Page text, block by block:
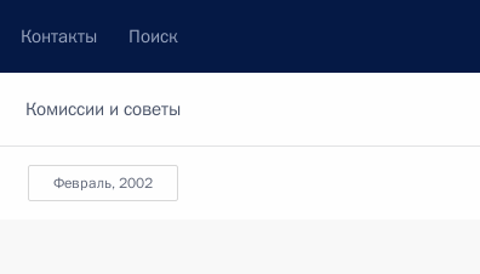
Контакты Поиск
Комиссии и советы
февраль, 2002